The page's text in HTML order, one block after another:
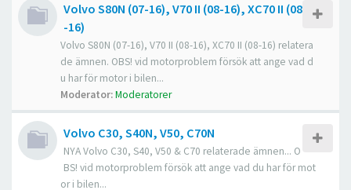
Volvo S80N (07-16), V70 II (08-16), XC70 II (08
-16)
Volvo S80N (07-16), V70 II (08-16), XC70 II (08-16) relatera
de ämnen. OBS! vid motorproblem försök att ange vad d
u har för motor i bilen...
Moderator:Moderatorer
Volvo C30, S40N, V50, C70N
NYA Volvo C30, S40, V50 & C70 relaterade ämnen... O
BS! vid motorproblem försök att ange vad du har för mot
or i bilen...